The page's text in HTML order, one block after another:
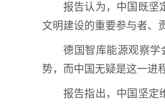
报告认为，中国既坚
文明建设的重要参与者、
德国智库能源观察
势，而中国无疑是这一进
报告指出，中国坚定